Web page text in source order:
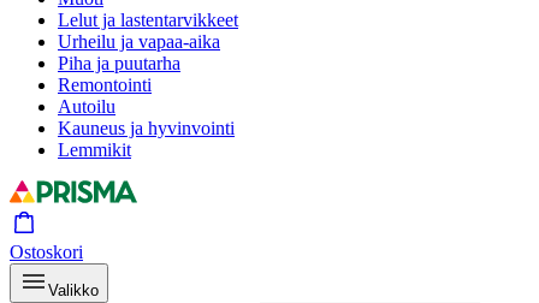
Lelut ja lastentarvikkeet
Urheilu ja vapaa-aika
Piha ja puutarha
Remontointi
Autoilu
Kauneus ja hyvinvointi
Lemmikit
Ostoskori
Valikko